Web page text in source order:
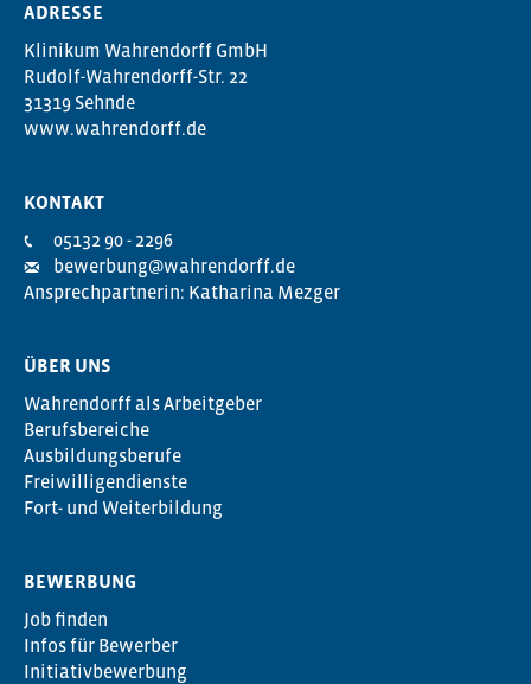
ADRESSE
Klinikum Wahrendorff GmbH
Rudolf-Wahrendorff-Str. 22
31319 Sehnde
www.wahrendorff.de
KONTAKT
05132 90 - 2296
bewerbung@wahrendorff.de
Ansprechpartnerin: Katharina Mezger
ÜBER UNS
Wahrendorff als Arbeitgeber
Berufsbereiche
Ausbildungsberufe
Freiwilligendienste
Fort- und Weiterbildung
BEWERBUNG
Job finden
Infos für Bewerber
Initiativbewerbung